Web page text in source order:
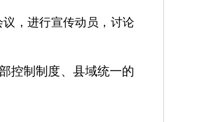
，进行宣传动员，讨论
控制制度、县域统一的